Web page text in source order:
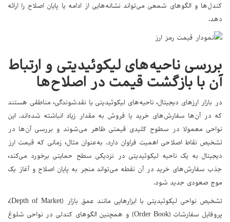
کندل‌ها و الگوهای شمعی می‌تواند نشانه‌هایی از ادامه یا پایان اصلاح را ارائه
دهد.
بررسی ناحیه‌های لیکوئیدیتی و ارتباط
آن با بازگشت قیمت در اصلاح‌ها
در بازار ارزهای دیجیتال، ناحیه‌های لیکوئیدیتی یا نقدشوندگی، مناطقی هستند
که در آن‌ها سفارش‌های خرید یا فروش به مقدار زیاد انباشته شده‌اند. این
نواحی معمولا در سطوح کلیدی قیمتی ظاهر می‌شوند و بررسی آن‌ها در
تشخیص نقاط اصلاحی اهمیت فراوان دارد. به‌عنوان مثال، زمانی که قیمت ارز
دیجیتال به یک ناحیه لیکوئیدیتی در نزدیکی سطح حمایتی برخورد می‌کند،
جذب سفارش‌های خرید در آن نقطه می‌تواند منجر به پایان اصلاح و آغاز یک
موج صعودی جدید شود.
تشخیص نواحی لیکوئیدیتی با ابزارهایی مانند عمق بازار (Depth of Market)،
پروفایل سفارشات (Order Book) و همچنین الگوهای کندلی در نواحی شلوغ